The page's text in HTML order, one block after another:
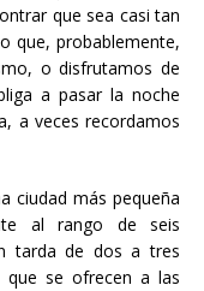
que sea casi tan
que, probablemente,
o disfrutamos de
a pasar la noche
a veces recordamos
ciudad más pequeña
al rango de seis
tarda de dos a tres
que se ofrecen a las